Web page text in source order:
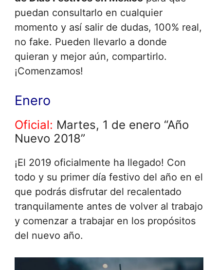
puedan consultarlo en cualquier
momento y así salir de dudas, 100% real,
no fake. Pueden llevarlo a donde
quieran y mejor aún, compartirlo.
¡Comenzamos!
Enero
Oficial: Martes, 1 de enero “Año
Nuevo 2018”
¡El 2019 oficialmente ha llegado! Con
todo y su primer día festivo del año en el
que podrás disfrutar del recalentado
tranquilamente antes de volver al trabajo
y comenzar a trabajar en los propósitos
del nuevo año.